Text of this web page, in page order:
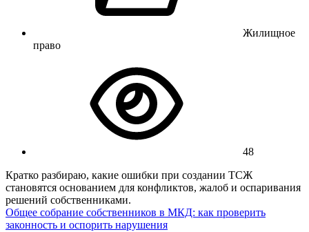
Жилищное
право
48
Кратко разбираю, какие ошибки при создании ТСЖ
становятся основанием для конфликтов, жалоб и оспаривания
решений собственниками.
Общее собрание собственников в МКД: как проверить
законность и оспорить нарушения